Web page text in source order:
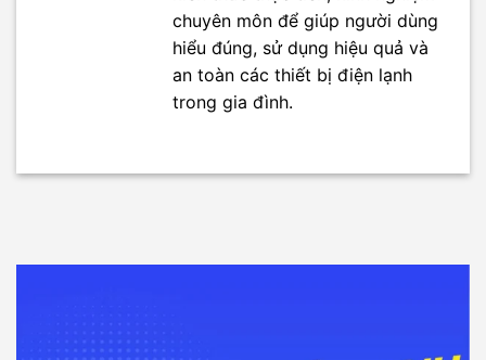
chuyên môn để giúp người dùng
hiểu đúng, sử dụng hiệu quả và
an toàn các thiết bị điện lạnh
trong gia đình.